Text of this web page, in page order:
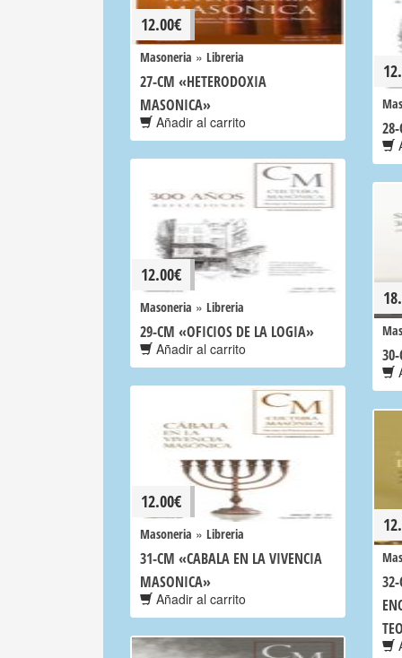
12.00€
Masoneria » Libreria
27-CM «HETERODOXIA
MASONICA»
Añadir al carrito
12.00€
Masoneria » Libreria
29-CM «OFICIOS DE LA LOGIA»
Añadir al carrito 30-
12.00€
Masoneria » Libreria
31-CM «CABALA EN LA VIVENCIA
MASONICA»
Añadir al carrito